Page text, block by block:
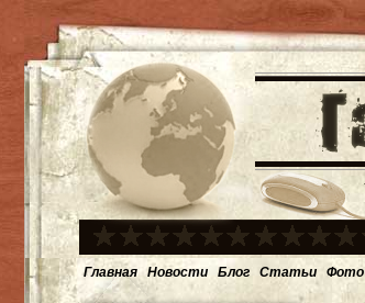
Главная Новости Блог Статьи Фото